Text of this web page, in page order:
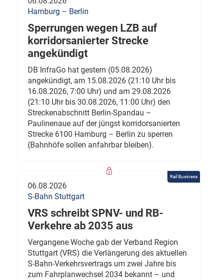
Hamburg – Berlin
Sperrungen wegen LZB auf
korridorsanierter Strecke
angekündigt
DB InfraGo hat gestern (05.08.2026)
angekündigt, am 15.08.2026 (21:10 Uhr bis
16.08.2026, 7:00 Uhr) und am 29.08.2026
(21:10 Uhr bis 30.08.2026, 11:00 Uhr) den
Streckenabschnitt Berlin-Spandau –
Paulinenaue auf der jüngst korridorsanierten
Strecke 6100 Hamburg – Berlin zu sperren
(Bahnhöfe sollen anfahrbar bleiben).
Rail Business
06.08.2026
S-Bahn Stuttgart
VRS schreibt SPNV- und RB-
Verkehre ab 2035 aus
Vergangene Woche gab der Verband Region
Stuttgart (VRS) die Verlängerung des aktuellen
S-Bahn-Verkehrsvertrags um zwei Jahre bis
zum Fahrplanwechsel 2034 bekannt – und